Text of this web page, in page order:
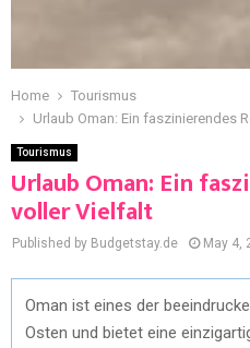
Home
Tourismus
Urlaub Oman: Ein faszinierendes
Tourismus
Urlaub Oman: Ein
voller Vielfalt
Published by Budgetstay.de May 4,
Oman ist eines der
Osten und bietet eine